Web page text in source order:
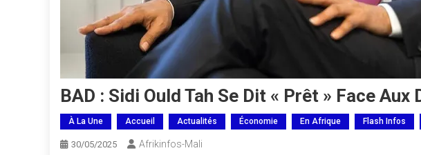
BAD : Sidi Ould Tah Se Dit « Prêt » Face Aux
À La Une Accueil Actualités Économie En Afrique Flash Infos
30/05/2025 Afrikinfos-Mali